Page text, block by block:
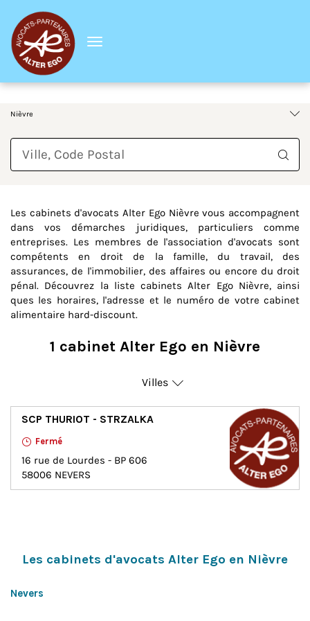
Menu
France
Nièvre
Requête
Les cabinets d'avocats Alter Ego Nièvre vous accompagnent
dans vos démarches juridiques, particuliers comme
entreprises. Les membres de l'association d'avocats sont
compétents en droit de la famille, du travail, des
assurances, de l'immobilier, des affaires ou encore du droit
pénal. Découvrez la liste cabinets Alter Ego Nièvre, ainsi
ques les horaires, l'adresse et le numéro de votre cabinet
alimentaire hard-discount.
1 cabinet Alter Ego en Nièvre
Villes
Nevers
SCP THURIOT - STRZALKA
Fermé
16 rue de Lourdes - BP 606
58006 NEVERS
Les cabinets d'avocats Alter Ego en Nièvre
Nevers